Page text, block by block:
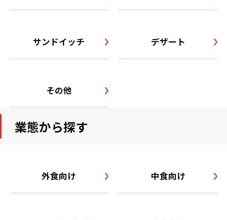
サンドイッチ デザート
その他
業態から探す
外食向け 中食向け